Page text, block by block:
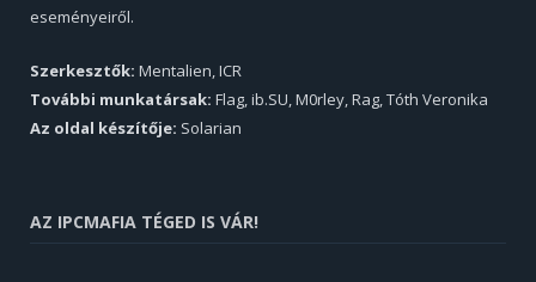
eseményeiről.
Szerkesztők: Mentalien, ICR
További munkatársak: Flag, ib.SU, M0rley, Rag, Tóth Veronika
Az oldal készítője: Solarian
AZ IPCMAFIA TÉGED IS VÁR!